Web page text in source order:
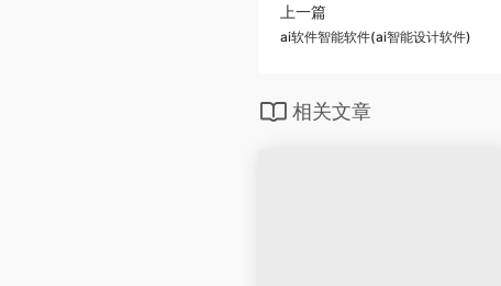
上一篇
ai软件智能软件(ai智能设计软件)
相关文章